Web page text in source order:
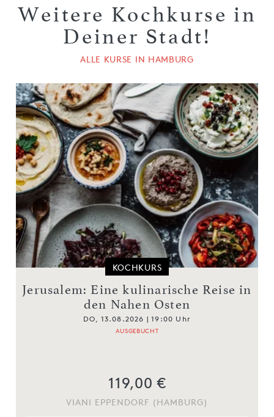
Weitere Kochkurse in
Deiner Stadt!
ALLE KURSE IN HAMBURG
KOCHKURS
Jerusalem: Eine kulinarische Reise in
den Nahen Osten
DO, 13.08.2026 | 19:00 Uhr
AUSGEBUCHT
119,00 €
VIANI EPPENDORF (HAMBURG)